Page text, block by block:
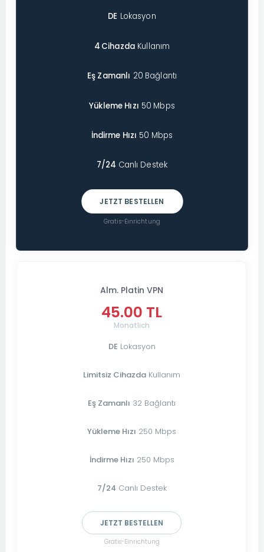
DE Lokasyon
4 Cihazda Kullanım
Eş Zamanlı 20 Bağlantı
Yükleme Hızı 50 Mbps
İndirme Hızı 50 Mbps
7/24 Canlı Destek
JETZT BESTELLEN
Gratis-Einrichtung
Alm. Platin VPN
45.00 TL
Monatlich
DE Lokasyon
Limitsiz Cihazda Kullanım
Eş Zamanlı 32 Bağlantı
Yükleme Hızı 250 Mbps
İndirme Hızı 250 Mbps
7/24 Canlı Destek
JETZT BESTELLEN
Gratis-Einrichtung